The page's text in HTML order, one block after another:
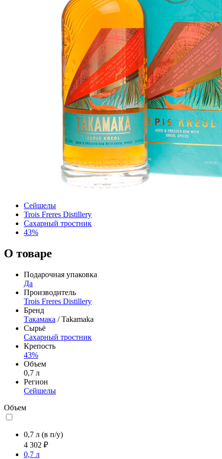
Сейшелы
Trois Freres Distillery
Сахарный тростник
43%
О товаре
Подарочная упаковка
Да
Производитель
Trois Freres Distillery
Бренд
Такамака / Takamaka
Сырьё
Сахарный тростник
Крепость
43%
Объем
0,7 л
Регион
Сейшелы
Объем
0,7 л (в п/у)
4 302 ₽
0,7 л